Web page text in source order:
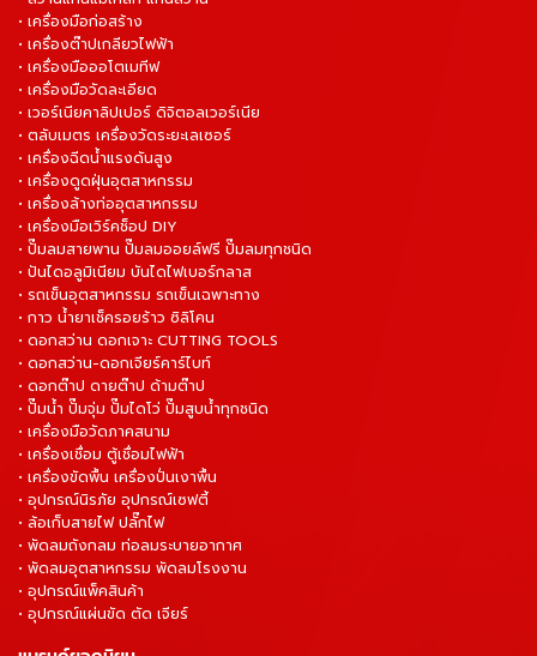
• เครื่องมือก่อสร้าง
• เครื่องต๊าปเกลียวไฟฟ้า
• เครื่องมือออโตเมทีฟ
• เครื่องมือวัดละเอียด
• เวอร์เนียคาลิปเปอร์ ดิจิตอลเวอร์เนีย
• ตลับเมตร เครื่องวัดระยะเลเซอร์
• เครื่องฉีดน้ำแรงดันสูง
• เครื่องดูดฝุ่นอุตสาหกรรม
• เครื่องล้างท่ออุตสาหกรรม
• เครื่องมือเวิร์คช็อป DIY
• ปั๊มลมสายพาน ปั๊มลมออยล์ฟรี ปั๊มลมทุกชนิด
• ปันไดอลูมิเนียม บันไดไฟเบอร์กลาส
• รถเข็นอุตสาหกรรม รถเข็นเฉพาะทาง
• กาว น้ำยาเช็ครอยร้าว ซิลิโคน
• ดอกสว่าน ดอกเจาะ CUTTING TOOLS
• ดอกสว่าน-ดอกเจียร์คาร์ไบท์
• ดอกต๊าป ดายต๊าป ด้ามต๊าป
• ปั๊มน้ำ ปั๊มจุ่ม ปั๊มไดโว่ ปั๊มสูบน้ำทุกชนิด
• เครื่องมือวัดภาคสนาม
• เครื่องเชื่อม ตู้เชื่อมไฟฟ้า
• เครื่องขัดพื้น เครื่องปั่นเงาพื้น
• อุปกรณ์นิรภัย อุปกรณ์เซฟตี้
• ล้อเก็บสายไฟ ปลั๊กไฟ
• พัดลมถังกลม ท่อลมระบายอากาศ
• พัดลมอุตสาหกรรม พัดลมโรงงาน
• อุปกรณ์แพ็คสินค้า
• อุปกรณ์แผ่นขัด ตัด เจียร์